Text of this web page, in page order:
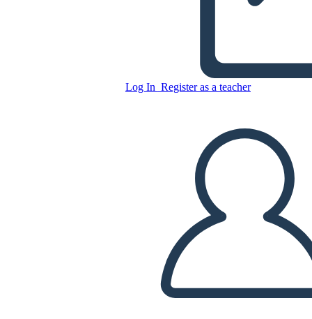
Log In Register as a teacher
PLAY SLIDESHOW
READ TO ME